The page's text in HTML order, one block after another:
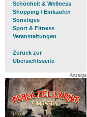
Schönheit & Wellness
Shopping / Einkaufen
Sonstiges
Sport & Fitness
Veranstaltungen
Zurück zur
Übersichtsseite
Anzeige